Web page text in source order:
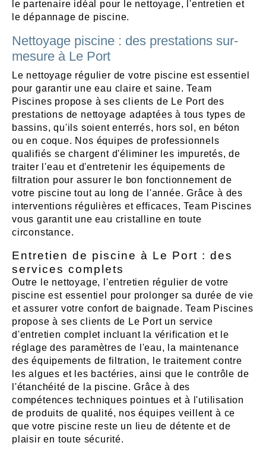
le partenaire idéal pour le nettoyage, l'entretien et
le dépannage de piscine.
Nettoyage piscine : des prestations sur-
mesure à Le Port
Le nettoyage régulier de votre piscine est essentiel
pour garantir une eau claire et saine. Team
Piscines propose à ses clients de Le Port des
prestations de nettoyage adaptées à tous types de
bassins, qu'ils soient enterrés, hors sol, en béton
ou en coque. Nos équipes de professionnels
qualifiés se chargent d'éliminer les impuretés, de
traiter l'eau et d'entretenir les équipements de
filtration pour assurer le bon fonctionnement de
votre piscine tout au long de l'année. Grâce à des
interventions régulières et efficaces, Team Piscines
vous garantit une eau cristalline en toute
circonstance.
Entretien de piscine à Le Port : des
services complets
Outre le nettoyage, l'entretien régulier de votre
piscine est essentiel pour prolonger sa durée de vie
et assurer votre confort de baignade. Team Piscines
propose à ses clients de Le Port un service
d'entretien complet incluant la vérification et le
réglage des paramètres de l'eau, la maintenance
des équipements de filtration, le traitement contre
les algues et les bactéries, ainsi que le contrôle de
l'étanchéité de la piscine. Grâce à des
compétences techniques pointues et à l'utilisation
de produits de qualité, nos équipes veillent à ce
que votre piscine reste un lieu de détente et de
plaisir en toute sécurité.